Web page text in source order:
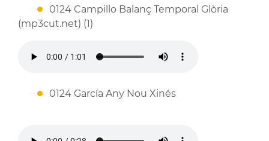
0124 Campillo Balanç Temporal Glòria
(mp3cut.net) (1)
0124 García Any Nou Xinés